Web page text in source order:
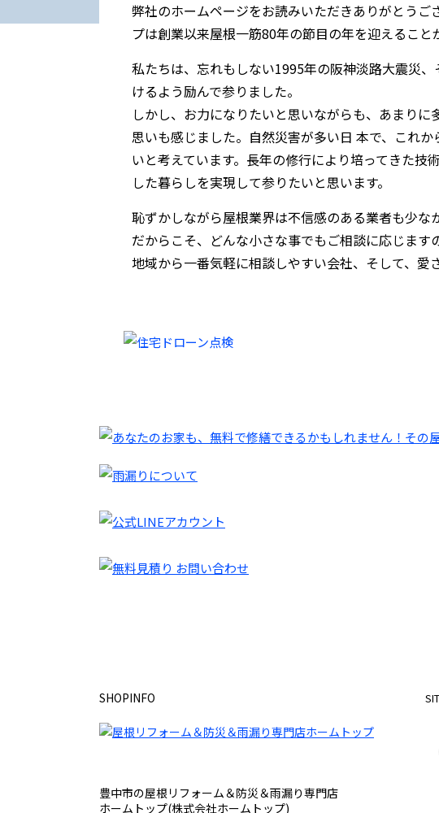
弊社のホームページをお読みいただきありがとう
プは創業以来屋根一筋80年の節目の年を迎えるこ
私たちは、忘れもしない1995年の阪神淡路大震災
けるよう励んで参りました。
しかし、お力になりたいと思いながらも、あまり
思いも感じました。自然災害が多い日 本で、これ
いと考えています。長年の修行により培ってきた
した暮らしを実現して参りたいと思います。
恥ずかしながら屋根業界は不信感のある業者も少な
だからこそ、どんな小さな事でもご相談に応じます
地域から一番気軽に相談しやすい会社、そして、愛
SHOPINFO
豊中市の屋根リフォーム＆防災＆雨漏り専門店
ホームトップ(株式会社ホームトップ)